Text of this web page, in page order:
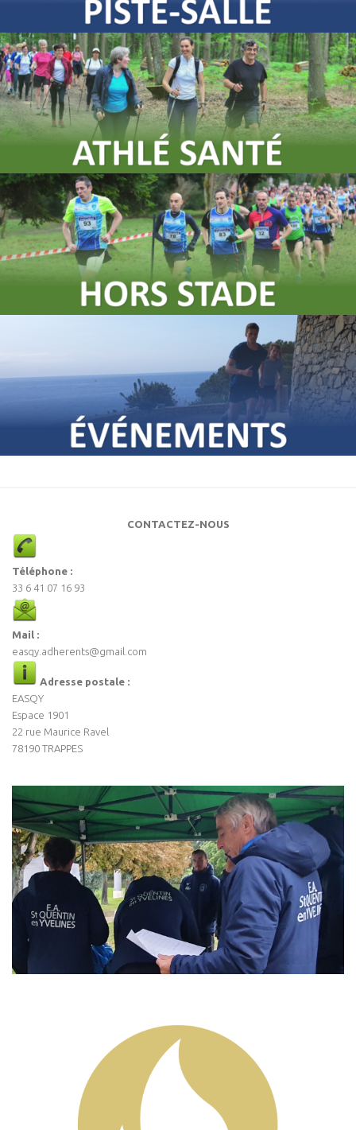
CONTACTEZ-NOUS
Téléphone :
33 6 41 07 16 93
Mail :
easqy.adherents@gmail.com
Adresse postale :
EASQY
Espace 1901
22 rue Maurice Ravel
78190 TRAPPES